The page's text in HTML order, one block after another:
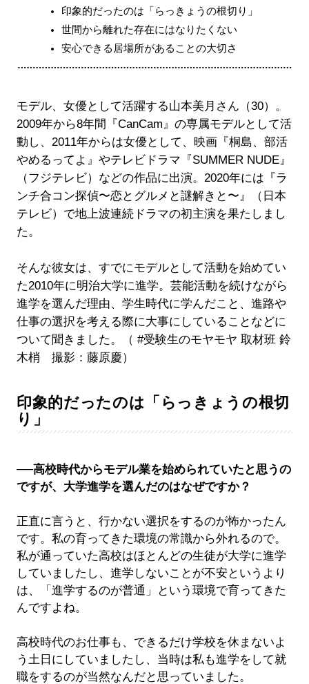
印象的だったのは「らっきょうの根切り」
世間から離れた存在にはなりたくない
安心できる居場所があることの大切さ
モデル、女優として活躍する山本美月さん（30）。
2009年から8年間『CanCam』の専属モデルとして活
動し、2011年からは女優として、映画『桐島、部活
やめるってよ』やテレビドラマ『SUMMER NUDE』
（フジテレビ）などの作品に出演。2020年には『ラ
ンチ合コン探偵〜恋とグルメと謎解きと〜』（日本
テレビ）で地上波連続ドラマの初主演を果たしまし
た。
そんな彼女は、すでにモデルとして活動を始めてい
た2010年に明治大学に進学。芸能活動を続けながら
進学を選んだ理由、学生時代に学んだこと、進路や
仕事の選択を考える際に大事にしていることなどに
ついて聞きました。（ #受験生のモヤモヤ 取材班 鈴
木梢 撮影：藤原慶）
印象的だったのは「らっきょうの根切
り」
──高校時代からモデル業を始められていたと思うの
ですが、大学進学を選んだのはなぜですか？
正直に言うと、行かない選択をするのが怖かったん
です。私の育ってきた環境の常識から外れるので。
私が通っていた高校はほとんどの生徒が大学に進学
していましたし、進学しないことが不安というより
は、「進学するのが普通」という環境で育ってきた
んですよね。
高校時代のお仕事も、できるだけ学校を休まないよ
う土日にしていましたし、当時は私も進学をして就
職をするのが当然なんだと思っていました。